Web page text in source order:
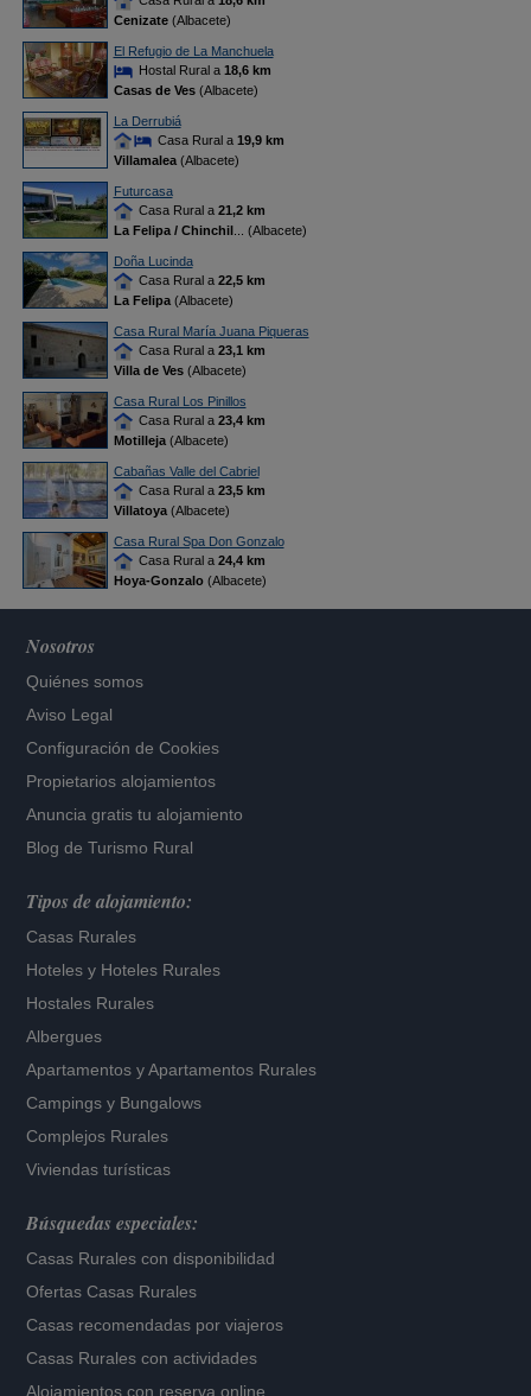
Cenizate(Albacete)
El Refugio de La Manchuela
Hostal Rural a 18,6 km
Casas de Ves(Albacete)
La Derrubiá
Casa Rural a 19,9 km
Villamalea(Albacete)
Futurcasa
Casa Rural a 21,2 km
La Felipa / Chinchil... (Albacete)
Doña Lucinda
Casa Rural a 22,5 km
La Felipa(Albacete)
Casa Rural María Juana Piqueras
Casa Rural a 23,1 km
Villa de Ves(Albacete)
Casa Rural Los Pinillos
Casa Rural a 23,4 km
Motilleja(Albacete)
Cabañas Valle del Cabriel
Casa Rural a 23,5 km
Villatoya(Albacete)
Casa Rural Spa Don Gonzalo
Casa Rural a 24,4 km
Hoya-Gonzalo(Albacete)
Nosotros
Quiénes somos
Aviso Legal
Configuración de Cookies
Propietarios alojamientos
Anuncia gratis tu alojamiento
Blog de Turismo Rural
Tipos de alojamiento:
Casas Rurales
Hoteles y Hoteles Rurales
Hostales Rurales
Albergues
Apartamentos yApartamentos Rurales
Campings y Bungalows
Complejos Rurales
Viviendas turísticas
Búsquedas especiales:
Casas Rurales con disponibilidad
Ofertas Casas Rurales
Casas recomendadas por viajeros
Casas Rurales con actividades
Alojamientos con reserva online